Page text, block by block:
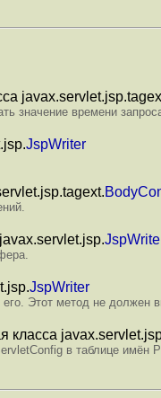
значение времени
JspWriter
JspWriter
Этот метод не должен
класса
в таблице имён